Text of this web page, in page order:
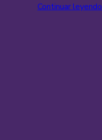
Continuar leyendo